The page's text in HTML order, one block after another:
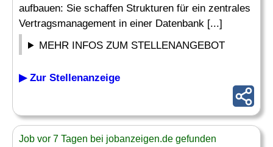
aufbauen: Sie schaffen Strukturen für ein zentrales
Vertragsmanagement in einer Datenbank [...]
MEHR INFOS ZUM STELLENANGEBOT
▶ Zur Stellenanzeige
Job vor 7 Tagen bei jobanzeigen.de gefunden